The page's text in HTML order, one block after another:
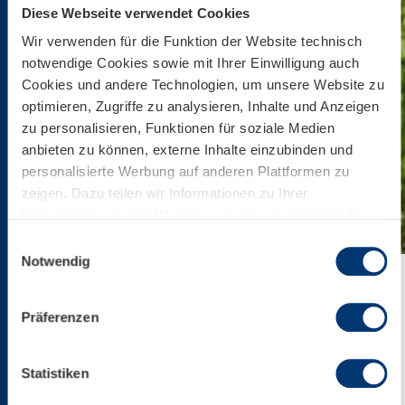
Diese Webseite verwendet Cookies
Wir verwenden für die Funktion der Website technisch
notwendige Cookies sowie mit Ihrer Einwilligung auch
Cookies und andere Technologien, um unsere Website zu
optimieren, Zugriffe zu analysieren, Inhalte und Anzeigen
zu personalisieren, Funktionen für soziale Medien
anbieten zu können, externe Inhalte einzubinden und
personalisierte Werbung auf anderen Plattformen zu
zeigen. Dazu teilen wir Informationen zu Ihrer
zu technisch nicht notwendigen Cookies können Sie
eingesetzten Diensten finden Sie in unserer
Mehr über uns im Impressum.
Notwendig
Präferenzen
Statistiken
Home Explore
FAMILIES